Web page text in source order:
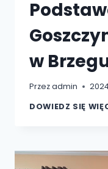
w
Przezadmin
DOWIEDZ SIĘ